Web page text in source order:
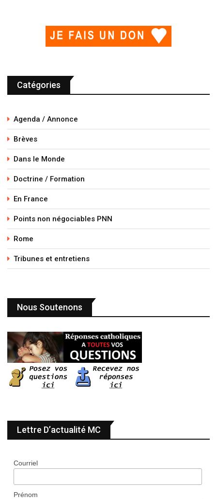
Catégories
Agenda / Annonce
Brèves
Dans le Monde
Doctrine / Formation
En France
Points non négociables PNN
Rome
Tribunes et entretiens
Nous Soutenons
Lettre D’actualité MC
Courriel
Prénom